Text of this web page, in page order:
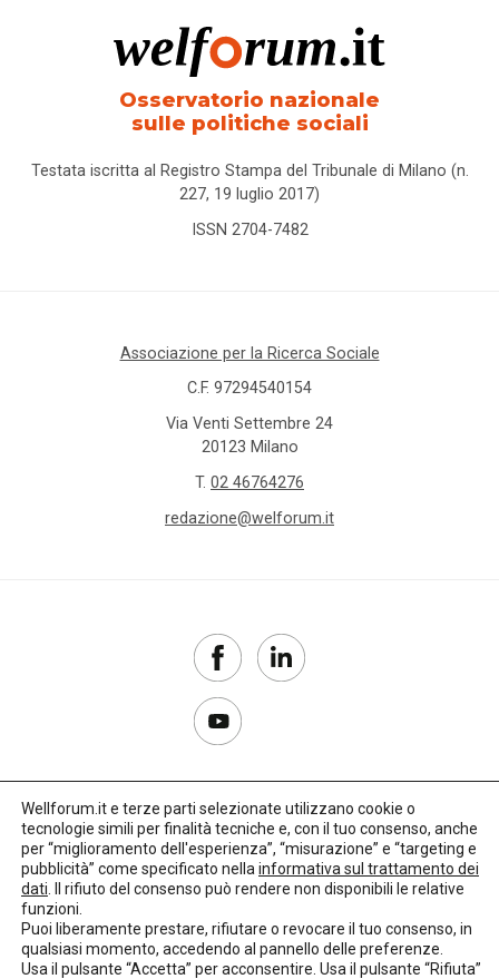
Osservatorio nazionale
sulle politiche sociali
Testata iscritta al Registro Stampa del Tribunale di Milano (n.
227, 19 luglio 2017)
ISSN 2704-7482
Associazione per la Ricerca Sociale
C.F. 97294540154
Via Venti Settembre 24
20123 Milano
T. 02 46764276
redazione@welforum.it
Copyright 2017–2026
Privacy Policy
Credits: LO Studio
Wellforum.it e terze parti selezionate utilizzano cookie o
tecnologie simili per finalità tecniche e, con il tuo consenso, anche
per “miglioramento dell'esperienza”, “misurazione” e “targeting e
pubblicità” come specificato nella informativa sul trattamento dei
dati . Il rifiuto del consenso può rendere non disponibili le relative
funzioni.
Puoi liberamente prestare, rifiutare o revocare il tuo consenso, in
qualsiasi momento, accedendo al pannello delle preferenze.
Usa il pulsante “Accetta” per acconsentire. Usa il pulsante “Rifiuta”